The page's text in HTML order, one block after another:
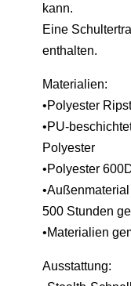
kann.
Eine
enthalten.
Materialien:
•Polyester
•PU-
Polyester
•Polyester
500 Stunden
•Materialien
Ausstattung: